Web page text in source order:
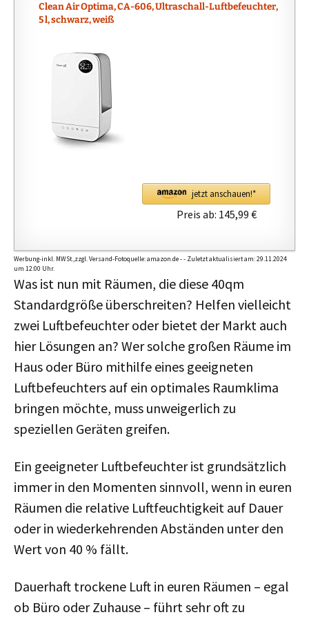
Clean Air Optima, CA-606, Ultraschall-Luftbefeuchter,
5 l, schwarz, weiß
jetzt anschauen!*
Preis ab: 145,99 €
Werbung-inkl. MWSt.,zzgl. Versand-Fotoquelle: amazon.de - - Zuletzt aktualisiert am: 29.11.2024
um 12:00 Uhr.
Was ist nun mit Räumen, die diese 40qm
Standardgröße überschreiten? Helfen vielleicht
zwei Luftbefeuchter oder bietet der Markt auch
hier Lösungen an? Wer solche großen Räume im
Haus oder Büro mithilfe eines geeigneten
Luftbefeuchters auf ein optimales Raumklima
bringen möchte, muss unweigerlich zu
speziellen Geräten greifen.
Ein geeigneter Luftbefeuchter ist grundsätzlich
immer in den Momenten sinnvoll, wenn in euren
Räumen die relative Luftfeuchtigkeit auf Dauer
oder in wiederkehrenden Abständen unter den
Wert von 40 % fällt.
Dauerhaft trockene Luft in euren Räumen – egal
ob Büro oder Zuhause – führt sehr oft zu